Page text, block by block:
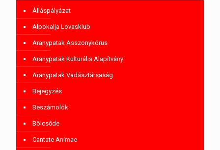
Álláspályázat
Alpokalja Lovasklub
Aranypatak Asszonykórus
Aranypatak Kulturális Alapítvány
Aranypatak Vadásztársaság
Bejegyzés
Beszámolók
Bölcsőde
Cantate Animae